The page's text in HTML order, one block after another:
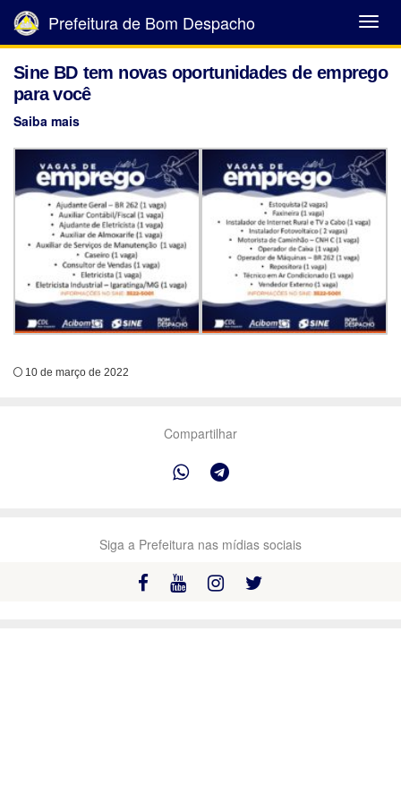
Abrir
Menu
Prefeitura de Bom Despacho
Sine BD tem novas oportunidades de emprego
para você
Saiba mais
10 de março de 2022
Compartilhar
Siga a Prefeitura nas mídias sociais